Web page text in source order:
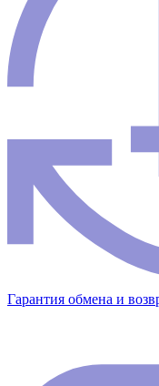
Гарантия обмена и